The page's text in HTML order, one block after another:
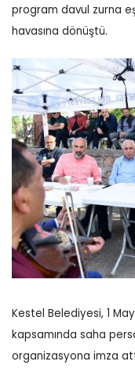
program davul zurna
havasına dönüştü.
Kestel Belediyesi, 1
kapsamında saha
organizasyona imza